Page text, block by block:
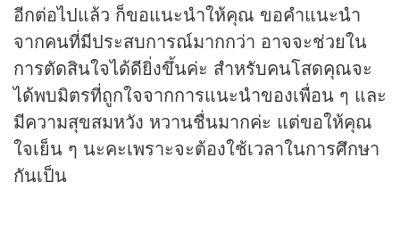
อีกต่อไปแล้ว ก็ขอแนะนำให้คุณ ขอคำแนะนำ
จากคนที่มีประสบการณ์มากกว่า อาจจะช่วยใน
การตัดสินใจได้ดียิ่งขึ้นค่ะ สำหรับคนโสดคุณจะ
ได้พบมิตรที่ถูกใจจากการแนะนำของเพื่อน ๆ และ
มีความสุขสมหวัง หวานชื่นมากค่ะ แต่ขอให้คุณ
ใจเย็น ๆ นะคะเพราะจะต้องใช้เวลาในการศึกษา
กันเป็น